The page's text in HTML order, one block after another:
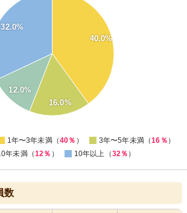
40.0%
16.0%
12.0%
32.0%
1年〜3年未満（40％ ） 3年〜5年未満（16％ ）
年未満（12％ ） 10年以上（32％ ）
数